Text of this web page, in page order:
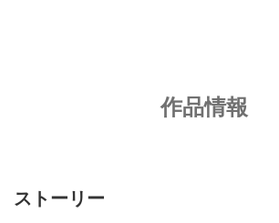
作品情報
ストーリー